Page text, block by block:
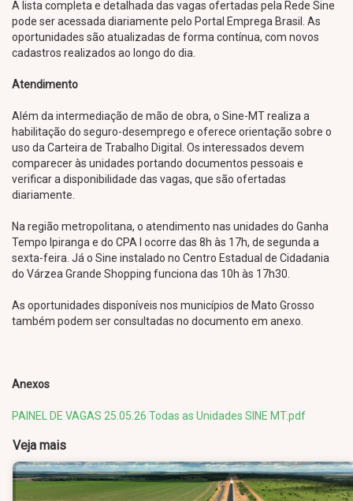
A lista completa e detalhada das vagas ofertadas pela Rede Sine
pode ser acessada diariamente pelo Portal Emprega Brasil. As
oportunidades são atualizadas de forma contínua, com novos
cadastros realizados ao longo do dia.
Atendimento
Além da intermediação de mão de obra, o Sine-MT realiza a
habilitação do seguro-desemprego e oferece orientação sobre o
uso da Carteira de Trabalho Digital. Os interessados devem
comparecer às unidades portando documentos pessoais e
verificar a disponibilidade das vagas, que são ofertadas
diariamente.
Na região metropolitana, o atendimento nas unidades do Ganha
Tempo Ipiranga e do CPA I ocorre das 8h às 17h, de segunda a
sexta-feira. Já o Sine instalado no Centro Estadual de Cidadania
do Várzea Grande Shopping funciona das 10h às 17h30.
As oportunidades disponíveis nos municípios de Mato Grosso
também podem ser consultadas no documento em anexo.
Anexos
PAINEL DE VAGAS 25.05.26 Todas as Unidades SINE MT.pdf
Veja mais